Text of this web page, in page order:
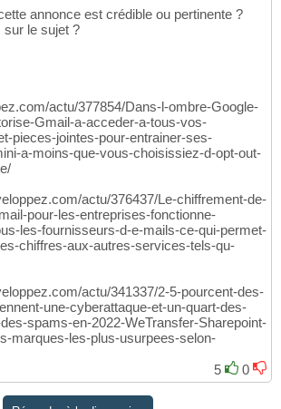
annonce est crédible ou pertinente ?
le sujet ?
actu/377854/Dans-l-ombre-Google-
Gmail-a-acceder-a-tous-vos-
pieces-jointes-pour-entrainer-ses-
a-moins-que-vous-choisissiez-d-opt-out-
actu/376437/Le-chiffrement-de-
pour-les-entreprises-fonctionne-
les-fournisseurs-d-e-mails-ce-qui-permet-
chiffres-aux-autres-services-tels-qu-
actu/341337/2-5-pourcent-des-
une-cyberattaque-et-un-quart-des-
spams-en-2022-WeTransfer-Sharepoint-
marques-les-plus-usurpees-selon-
5
0